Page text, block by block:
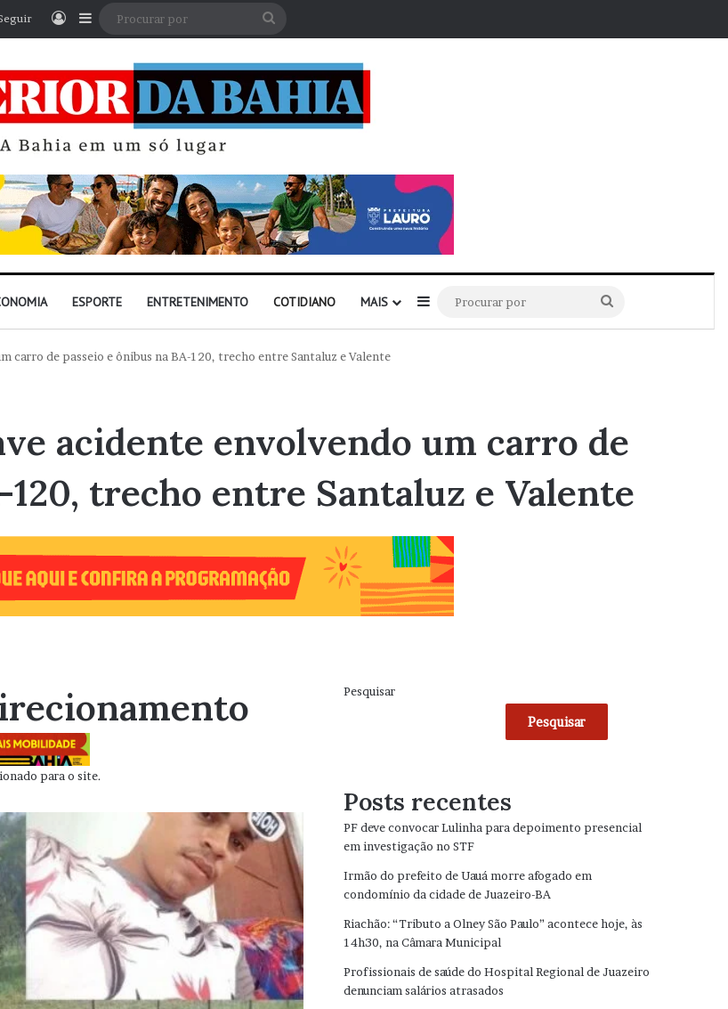
EntrarBarra Lateral
ESPORTE ENTRETENIMENTO COTIDIANO MAIS Barra Lateral
por
carro de passeio e ônibus na BA-120, trecho entre Santaluz e Valente
acidente envolvendo um carro de
120, trecho entre Santaluz e Valente
para o site.
Pesquisar
Pesquisar
Posts recentes
PF deve convocar Lulinha para depoimento presencial
em investigação no STF
Irmão do prefeito de Uauá morre afogado em
condomínio da cidade de Juazeiro-BA
Riachão: “Tributo a Olney São Paulo” acontece hoje, às
14h30, na Câmara Municipal
Profissionais de saúde do Hospital Regional de Juazeiro
denunciam salários atrasados